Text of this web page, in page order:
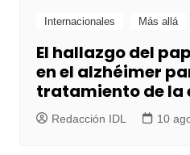
Internacionales Más allá
El hallazgo del
en el alzhéimer
tratamiento de la
Redacción IDL 10